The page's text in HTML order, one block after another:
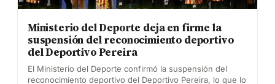
Ministerio del Deporte deja en firme la
suspensión del reconocimiento deportivo
del Deportivo Pereira
El Ministerio del Deporte confirmó la suspensión del
reconocimiento deportivo del Deportivo Pereira, lo que lo